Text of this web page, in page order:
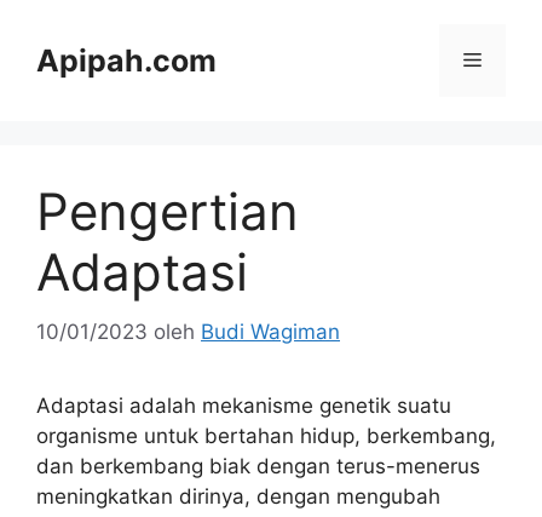
Apipah.com Menu
Pengertian
Adaptasi
10/01/2023 oleh Budi Wagiman
Adaptasi adalah mekanisme genetik suatu
organisme untuk bertahan hidup, berkembang,
dan berkembang biak dengan terus-menerus
meningkatkan dirinya, dengan mengubah